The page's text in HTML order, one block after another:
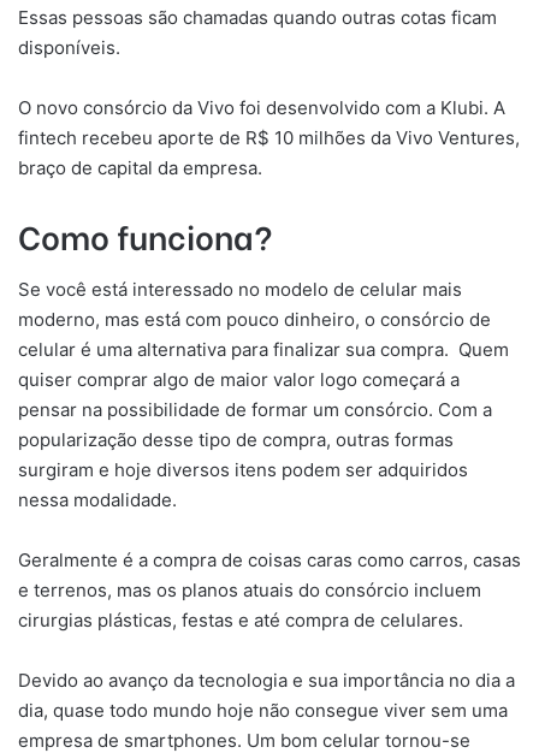
Essas pessoas são chamadas quando outras cotas ficam
disponíveis.
O novo consórcio da Vivo foi desenvolvido com a Klubi. A
fintech recebeu aporte de R$ 10 milhões da Vivo Ventures,
braço de capital da empresa.
Como funciona?
Se você está interessado no modelo de celular mais
moderno, mas está com pouco dinheiro, o consórcio de
celular é uma alternativa para finalizar sua compra. Quem
quiser comprar algo de maior valor logo começará a
pensar na possibilidade de formar um consórcio. Com a
popularização desse tipo de compra, outras formas
surgiram e hoje diversos itens podem ser adquiridos
nessa modalidade.
Geralmente é a compra de coisas caras como carros, casas
e terrenos, mas os planos atuais do consórcio incluem
cirurgias plásticas, festas e até compra de celulares.
Devido ao avanço da tecnologia e sua importância no dia a
dia, quase todo mundo hoje não consegue viver sem uma
empresa de smartphones. Um bom celular tornou-se